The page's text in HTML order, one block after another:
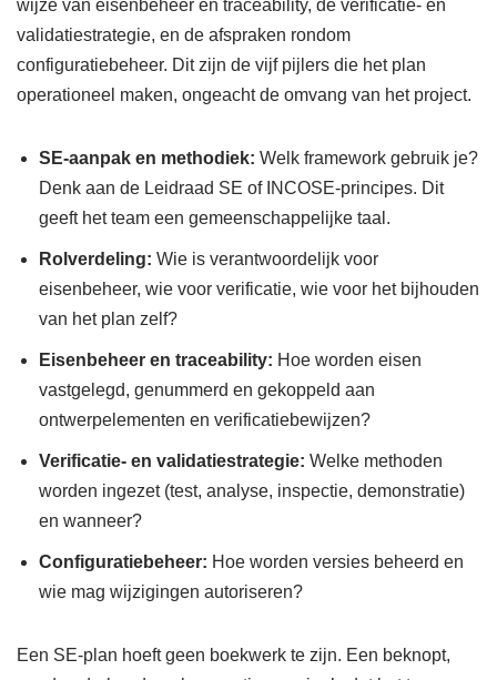
wijze van eisenbeheer en traceability, de verificatie- en
validatiestrategie, en de afspraken rondom
configuratiebeheer. Dit zijn de vijf pijlers die het plan
operationeel maken, ongeacht de omvang van het project.
SE-aanpak en methodiek: Welk framework gebruik je?
Denk aan de Leidraad SE of INCOSE-principes. Dit
geeft het team een gemeenschappelijke taal.
Rolverdeling: Wie is verantwoordelijk voor
eisenbeheer, wie voor verificatie, wie voor het bijhouden
van het plan zelf?
Eisenbeheer en traceability: Hoe worden eisen
vastgelegd, genummerd en gekoppeld aan
ontwerpelementen en verificatiebewijzen?
Verificatie- en validatiestrategie: Welke methoden
worden ingezet (test, analyse, inspectie, demonstratie)
en wanneer?
Configuratiebeheer: Hoe worden versies beheerd en
wie mag wijzigingen autoriseren?
Een SE-plan hoeft geen boekwerk te zijn. Een beknopt,